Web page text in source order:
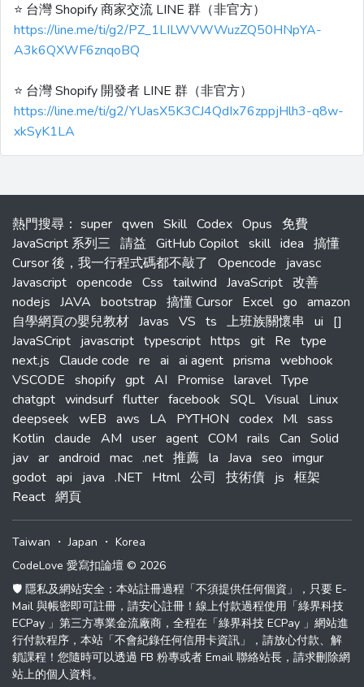
⭐️ 台灣 Shopify 商家交流 LINE 群（非官方）
https://line.me/ti/g2/PZ_1LILWVWWuzZQ50HNpYA-
A3k6QXWF6znqoBQ
⭐️ 台灣 Shopify 開發者 LINE 群（非官方）
https://line.me/ti/g2/YUasX5K3CJ4QdIx76zppjHlh3-q8w-
xkSyK1LA
熱門搜尋 ： super qwen Skill Codex Opus
免費
JavaScript 系列三 請益 GitHub Copilot skill idea 搞懂
Cursor 後，我一行程式碼都不敲了
Opencode
javasc
Javascript opencode Css tailwind JavaScript 改善
nodejs JAVA bootstrap 搞懂 Cursor Excel go amazon
自學網頁の嬰兒教材 Javas VS ts 上班族關懷串 ui
[]
JavaSCript javascript typescript https git Re type
next.js Claude code re ai ai agent prisma webhook
VSCODE shopify gpt AI Promise laravel Type
chatgpt windsurf flutter facebook SQL Visual Linux
deepseek wEB aws LA PYTHON codex Ml sass
Kotlin claude AM user agent COM rails Can Solid
jav ar android mac .net 推薦 la Java seo imgur
godot api java .NET Html 公司 技術債 js 框架
React 網頁
Taiwan ・Japan ・ Korea
CodeLove 愛寫扣論壇 © 2026
🛡️ 隱私及網站安全：本站註冊過程「不須提供任何個資」，只要 E-
Mail 與帳密即可註冊，請安心註冊！線上付款過程使用「綠界科技
ECPay 」第三方專業金流廠商，全程在「綠界科技 ECPay 」網站進
行付款程序，本站「不會紀錄任何信用卡資訊」，請放心付款、解
鎖課程！您隨時可以透過 FB 粉專或者 Email 聯絡站長，請求刪除網
站上的個人資料。